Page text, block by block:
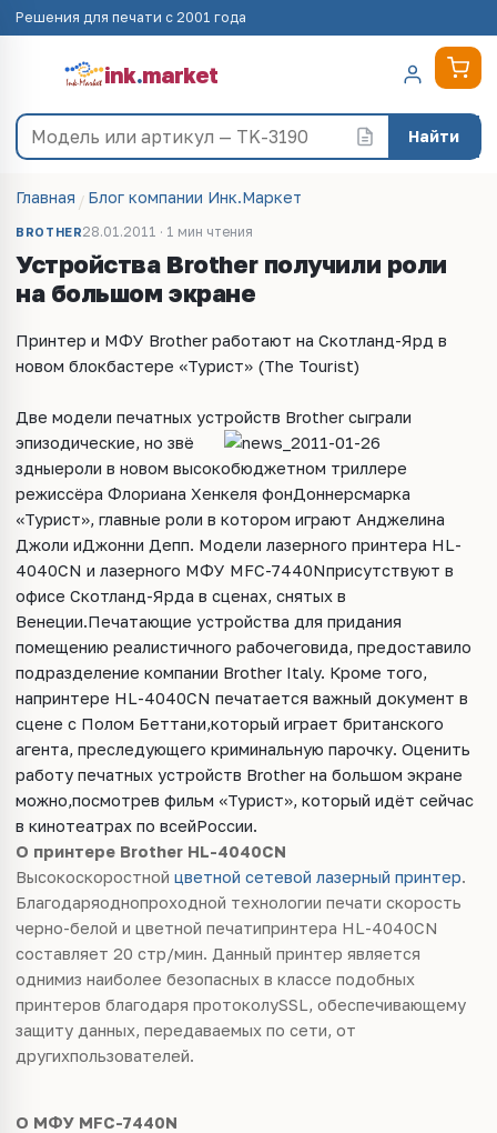
Решения для печати с 2001 года
ink.market
Найти
Главная Блог компании Инк.Маркет
BROTHER28.01.2011 · 1 мин чтения
Устройства Brother получили роли
на большом экране
Принтер и МФУ Brother работают на Скотланд-Ярд в
новом блокбастере «Турист» (The Tourist)
Две модели печатных устройств Brother сыграли
эпизодические, но звё
здныероли в новом высокобюджетном триллере
режиссёра Флориана Хенкеля фонДоннерсмарка
«Турист», главные роли в котором играют Анджелина
Джоли иДжонни Депп. Модели лазерного принтера HL-
4040CN и лазерного МФУ MFC-7440Nприсутствуют в
офисе Скотланд-Ярда в сценах, снятых в
Венеции.Печатающие устройства для придания
помещению реалистичного рабочеговида, предоставило
подразделение компании Brother Italy. Кроме того,
напринтере HL-4040CN печатается важный документ в
сцене с Полом Беттани,который играет британского
агента, преследующего криминальную парочку. Оценить
работу печатных устройств Brother на большом экране
можно,посмотрев фильм «Турист», который идёт сейчас
в кинотеатрах по всейРоссии.
О принтере Brother HL-4040CN
Высокоскоростной цветной сетевой лазерный принтер.
Благодаряоднопроходной технологии печати скорость
черно-белой и цветной печатипринтера HL-4040CN
составляет 20 стр/мин. Данный принтер является
однимиз наиболее безопасных в классе подобных
принтеров благодаря протоколуSSL, обеспечивающему
защиту данных, передаваемых по сети, от
другихпользователей.
О МФУ MFC-7440N